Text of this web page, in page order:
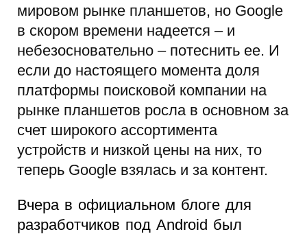
мировом рынке планшетов, но Google
в скором времени надеется – и
небезосновательно – потеснить ее. И
если до настоящего момента доля
платформы поисковой компании на
рынке планшетов росла в основном за
счет широкого ассортимента
устройств и низкой цены на них, то
теперь Google взялась и за контент.
Вчера в официальном блоге для
разработчиков под Android был